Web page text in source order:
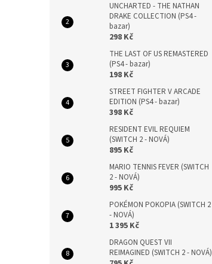
UNCHARTED - THE NATHAN
DRAKE COLLECTION (PS4 -
bazar)
298 Kč
THE LAST OF US REMASTERED
(PS4 - bazar)
198 Kč
STREET FIGHTER V ARCADE
EDITION (PS4 - bazar)
398 Kč
RESIDENT EVIL REQUIEM
(SWITCH 2 - NOVÁ)
895 Kč
MARIO TENNIS FEVER (SWITCH
2 - NOVÁ)
995 Kč
POKÉMON POKOPIA (SWITCH 2
- NOVÁ)
1 395 Kč
DRAGON QUEST VII
REIMAGINED (SWITCH 2 - NOVÁ)